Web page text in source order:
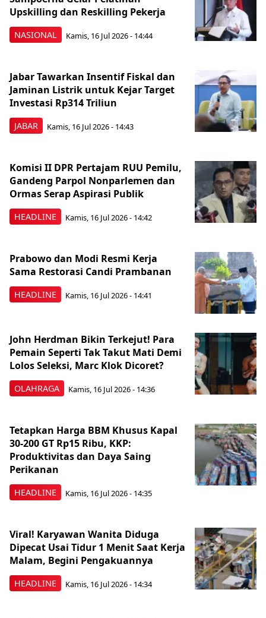
NASIONAL
Upskilling dan Reskilling Pekerja
Kamis, 16 Jul 2026 - 14:44
JABAR
Jabar Tawarkan Insentif Fiskal dan
Jaminan Listrik untuk Kejar Target
Investasi Rp314 Triliun
Kamis, 16 Jul 2026 - 14:43
HEADLINE
Komisi II DPR Pertajam RUU Pemilu,
Gandeng Parpol Nonparlemen dan
Ormas Serap Aspirasi Publik
Kamis, 16 Jul 2026 - 14:42
HEADLINE
Prabowo dan Modi Resmi Kerja
Sama Restorasi Candi Prambanan
Kamis, 16 Jul 2026 - 14:41
OLAHRAGA
John Herdman Bikin Terkejut! Para
Pemain Seperti Tak Takut Mati Demi
Lolos Seleksi, Marc Klok Dicoret?
Kamis, 16 Jul 2026 - 14:36
HEADLINE
Tetapkan Harga BBM Khusus Kapal
30-200 GT Rp15 Ribu, KKP:
Produktivitas dan Daya Saing
Perikanan
Kamis, 16 Jul 2026 - 14:35
HEADLINE
Viral! Karyawan Wanita Diduga
Dipecat Usai Tidur 1 Menit Saat Kerja
Malam, Begini Pengakuannya
Kamis, 16 Jul 2026 - 14:34